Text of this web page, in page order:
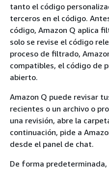
tanto el código
terceros en el código.
código, Amazon Q aplica
solo se revise el código
proceso de filtrado,
compatibles, el código de
abierto.
Amazon Q puede revisar
recientes o un archivo o
una revisión, abre la
continuación, pide a
desde el panel de chat.
De forma